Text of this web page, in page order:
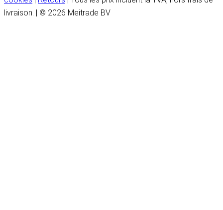
livraison. | © 2026 Meitrade BV